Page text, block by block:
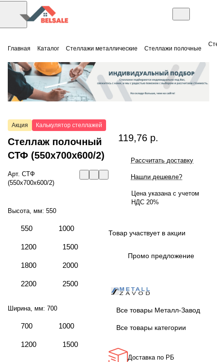
Главная Каталог Стеллажи металлические Стеллажи полочные
Акция Калькулятор стеллажей
Стеллаж полочный
СТФ (550x700x600/2)
Арт. СТФ
(550x700x600/2)
Высота, мм: 550
550 1000
1200 1500
1800 2000
2200 2500
Ширина, мм: 700
700 1000
1200 1500
119,76 р.
Рассчитать доставку
Нашли дешевле?
Цена указана с учетом
НДС 20%
Товар участвует в акции
Промо предложение
Все товары Металл-Завод
Все товары категории
Доставка по РБ